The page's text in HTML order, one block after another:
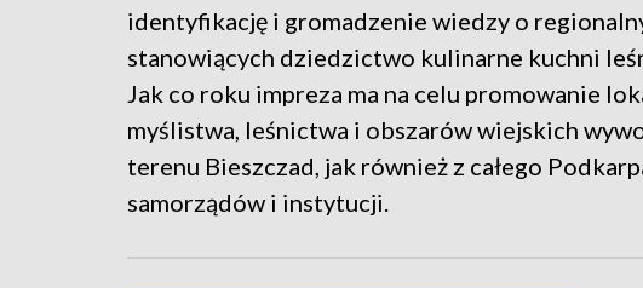
identyfikację i gromadzenie wiedzy o
stanowiących dziedzictwo kulinarne kuchni
Jak co roku impreza ma na celu promowanie
myślistwa, leśnictwa i obszarów wiejskich
terenu Bieszczad, jak również z całego
samorządów i instytucji.